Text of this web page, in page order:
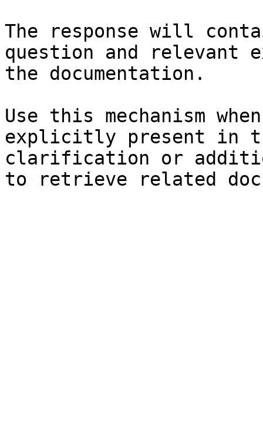
The response will
question and relevant
the documentation.
Use this mechanism
explicitly present in
clarification or